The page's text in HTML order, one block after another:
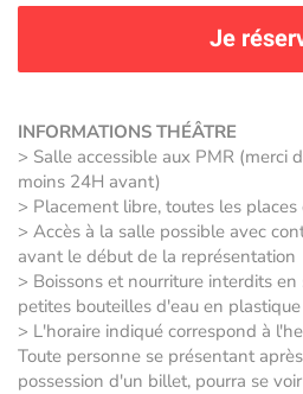
Je
INFORMATIONS THÉÂTRE
> Salle accessible aux PMR (merci
moins 24H avant)
> Placement libre, toutes les
> Accès à la salle possible avec
avant le début de la représentation
> Boissons et nourriture interdits
petites bouteilles d'eau en
> L'horaire indiqué correspond à
Toute personne se présentant
possession d'un billet, pourra se